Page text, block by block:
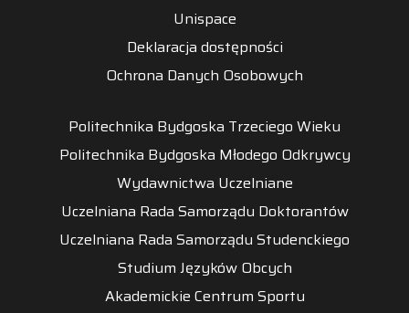
Unispace
Deklaracja dostępności
Ochrona Danych Osobowych
Politechnika Bydgoska Trzeciego Wieku
Politechnika Bydgoska Młodego Odkrywcy
Wydawnictwa Uczelniane
Uczelniana Rada Samorządu Doktorantów
Uczelniana Rada Samorządu Studenckiego
Studium Języków Obcych
Akademickie Centrum Sportu